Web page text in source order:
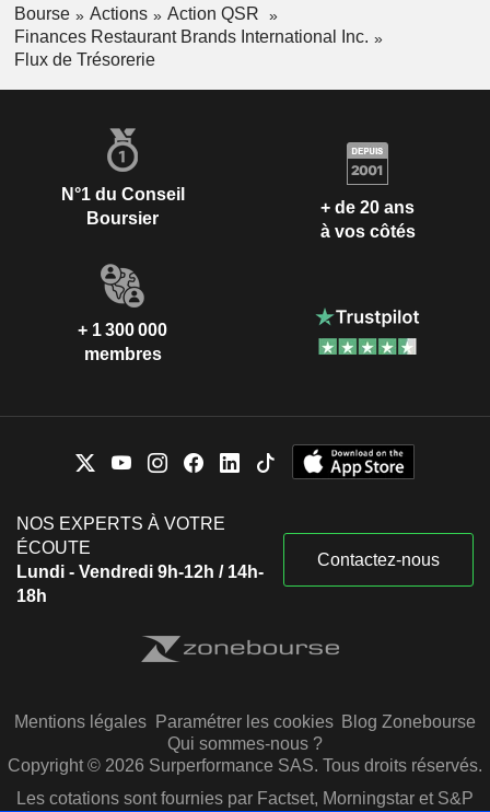
Bourse Actions
Action QSR
Finances Restaurant Brands International Inc.
Flux de Trésorerie
N°1 du Conseil
Boursier
+ de 20 ans
à vos côtés
+ 1 300 000
membres
NOS EXPERTS À VOTRE
ÉCOUTE
Lundi - Vendredi 9h-12h / 14h-
18h
Contactez-nous
Mentions légales Paramétrer les cookies Blog Zonebourse
Qui sommes-nous ?
Copyright © 2026 Surperformance SAS. Tous droits réservés.
Les cotations sont fournies par Factset, Morningstar et S&P